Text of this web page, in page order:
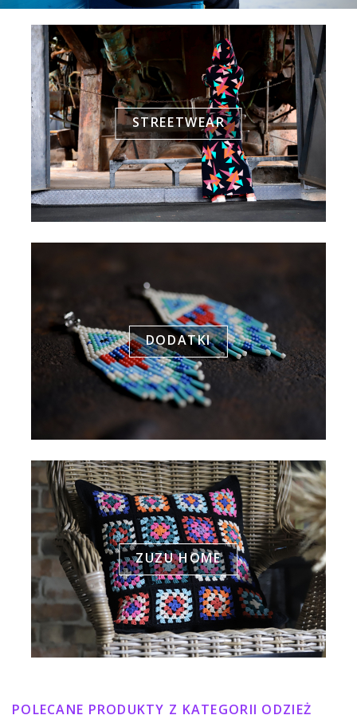
STREETWEAR
DODATKI
ZUZU HOME
POLECANE PRODUKTY Z KATEGORII ODZIEŻ